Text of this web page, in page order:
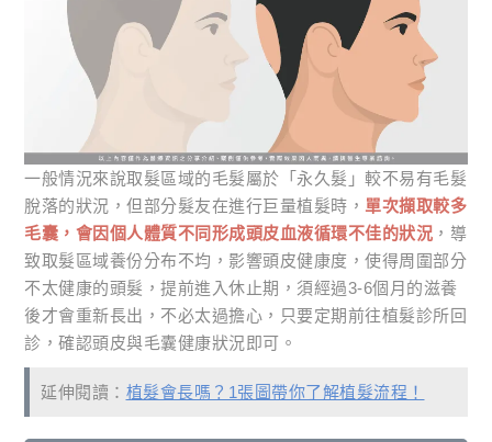
一般情況來說取髮區域的毛髮屬於「永久髮」較不易有毛髮
脫落的狀況，但部分髮友在進行巨量植髮時， 單次擷取較多
毛囊，會因個人體質不同形成頭皮血液循環不佳的狀況 ，導
致取髮區域養份分布不均，影響頭皮健康度，使得周圍部分
不太健康的頭髮，提前進入休止期，須經過3-6個月的滋養
後才會重新長出，不必太過擔心，只要定期前往植髮診所回
診，確認頭皮與毛囊健康狀況即可。
延伸閱讀： 植髮會長嗎？1張圖帶你了解植髮流程！